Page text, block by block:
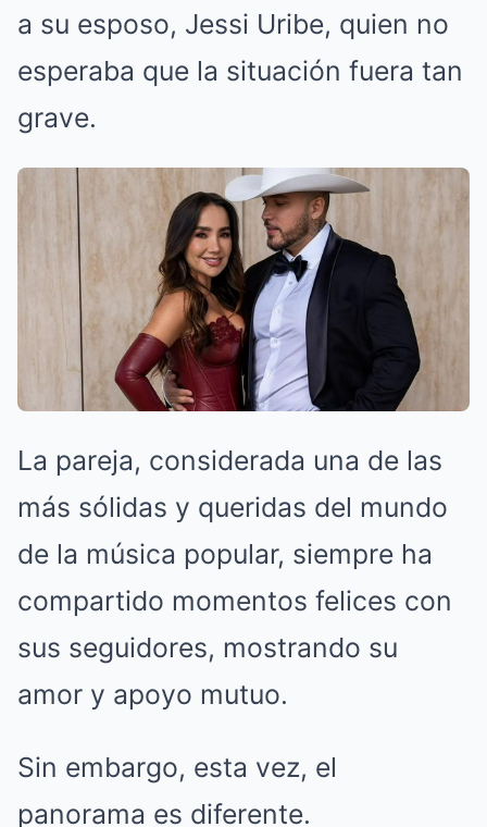
a su esposo, Jessi Uribe, quien no
esperaba que la situación fuera tan
grave.
La pareja, considerada una de las
más sólidas y queridas del mundo
de la música popular, siempre ha
compartido momentos felices con
sus seguidores, mostrando su
amor y apoyo mutuo.
Sin embargo, esta vez, el
panorama es diferente.